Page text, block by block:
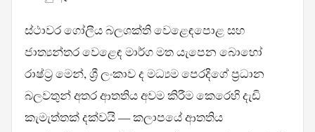
ස්ථාවර ගෝලීය බලශක්ති වෙළෙඳපොළ සහ
ජාත්‍යන්තර වෙළෙඳ මාර්ග මත යැපෙන බොහෝ
රාෂ්ට්‍ර මෙන්, ශ්‍රී ලංකාව ද මධ්‍යම පෙරදිගේ ප්‍රධාන
බලවතුන් අතර ආතතිය අවම කිරීම කෙරෙහි දැඩි
කැමැත්තක් දක්වයි — කලාපයේ ආතතිය